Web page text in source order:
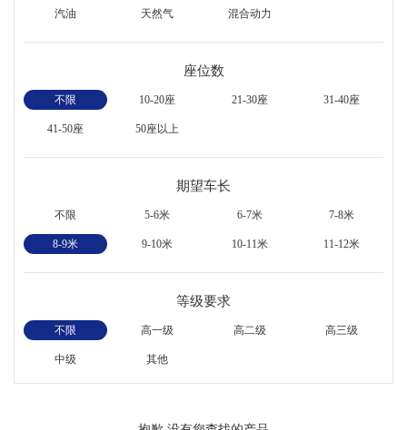
汽油 天然气 混合动力
座位数
不限 10-20座 21-30座 31-40座
41-50座 50座以上
期望车长
不限 5-6米 6-7米 7-8米
8-9米 9-10米 10-11米 11-12米
等级要求
不限 高一级 高二级 高三级
中级 其他